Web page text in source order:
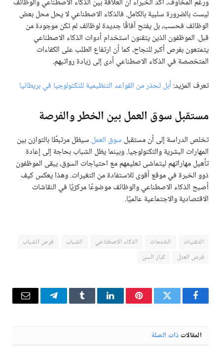
ورغم المخاوف، أكد الخبراء أن العلاقة بين الذكاء الاصطناعي والوظائف
ليست بالضرورة سلبية بالكامل. فالذكاء الاصطناعي لا يحل محل بعض
الوظائف فحسب، بل يفتح آفاقًا جديدة لوظائف لم تكن موجودة من
قبل. الموظفون الذين يتقنون استخدام أدوات الذكاء الاصطناعي
يتمتعون بفرص أكبر للنجاح، كما أن ارتفاع الطلب على الكفاءات
المتخصصة في الذكاء الاصطناعي أدى إلى زيادة رواتبهم.
تعرف المزيد: أبل تحذر من القواعد التنظيمية للتكنولوجيا في بريطانيا
مستقبل سوق العمل بين الخطر والفرصة
تخلص الدراسة إلى أن مستقبل سوق العمل سيظل مرتبطًا بالتوازن بين
المهارات البشرية والتكنولوجيا. وبينما يظل الشباب بحاجة إلى إعادة
تأهيل مهاراتهم ليتماشى تعليمهم مع احتياجات السوق، يبقى الموظفون
ذوو الخبرة في موقع أقوى للاستفادة من التغيرات. وهذا يعكس كيف
أصبح الذكاء الاصطناعي والوظائف موضوعًا مركزيًا في النقاشات
الاقتصادية والاجتماعية عالميًا.
التقنيات الخدمات الذكاء الاصطناعي الشباب
فرص الشباب
فرص العنل
كبار السن
فيسبوكتويتر بينتيريستلينكدإن Tumblr تيلقرام البريد
المقالات ذات الصلة